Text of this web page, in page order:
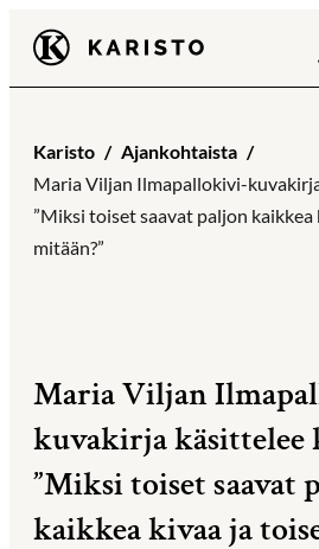
Siirry
suoraan
sisältöön
Karisto
Karisto
Ajankohtaista
Maria Viljan Ilmapallokivi-
”Miksi toiset saavat paljon
mitään?”
Maria Viljan
kuvakirja käsittelee
”Miksi toiset saavat
kaikkea kivaa ja